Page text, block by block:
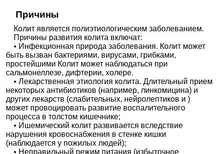
Причины
Колит является полиэтиологическим заболеванием.
Причины развития колита включат:
• Инфекционная природа заболевания. Колит может
быть вызван бактериями, вирусами, грибками,
простейшими Колит может наблюдаться при
сальмонеллезе, дифтерии, холере.
• Лекарственная этиология колита. Длительный прием
некоторых антибиотиков (например, линкомицина) и
других лекарств (слабительных, нейролептиков и )
может провоцировать развитие воспалительного
процесса в толстом кишечнике;
• Ишемический колит развивается вследствие
нарушения кровоснабжения в стенке кишки
(наблюдается у пожилых людей);
• Неправильный режим питания (избыточное